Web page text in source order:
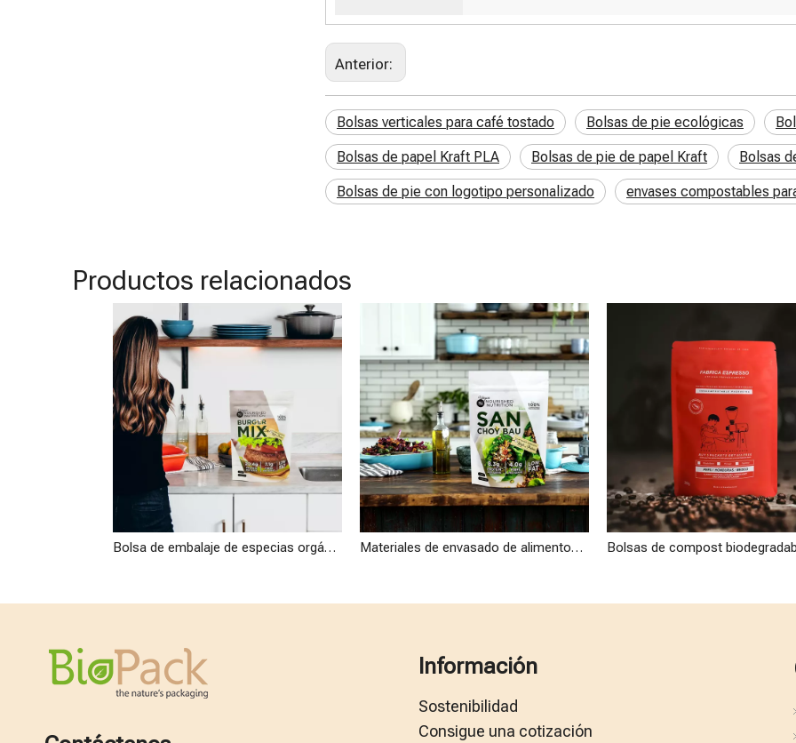
Anterior:
Bolsas verticales para café tostado Bolsas de pie ecológicas
Bolsas de papel Kraft PLA Bolsas de pie de papel Kraft Bolsas
Bolsas de pie con logotipo personalizado envases compostables
Productos relacionados
Bolsa de embalaje de especias orgánicas pequeñas biodegradables compostables ecológicas al por mayor Materiales de envasado de alimentos innovadores Bolsa de comida vegana ecológica compostable al por mayor
Información
Sostenibilidad
Consigue una cotización